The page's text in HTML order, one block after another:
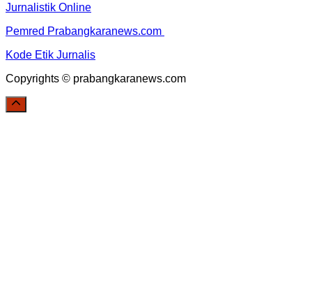
Jurnalistik Online
Pemred Prabangkaranews.com
Kode Etik Jurnalis
Copyrights © prabangkaranews.com